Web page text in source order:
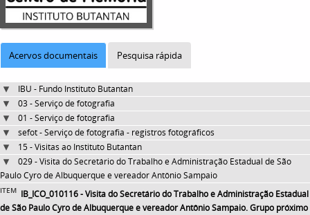
Acervos documentais Pesquisa rápida
IBU - Fundo Instituto Butantan
03 - Serviço de fotografia
01 - Serviço de fotografia
sefot - Serviço de fotografia - registros fotográficos
15 - Visitas ao Instituto Butantan
029 - Visita do Secretário do Trabalho e Administração Estadual de São
Paulo Cyro de Albuquerque e vereador Antônio Sampaio
ITEM IB_ICO_010116 - Visita do Secretário do Trabalho e Administração Estadual
de São Paulo Cyro de Albuquerque e vereador Antônio Sampaio. Grupo próximo